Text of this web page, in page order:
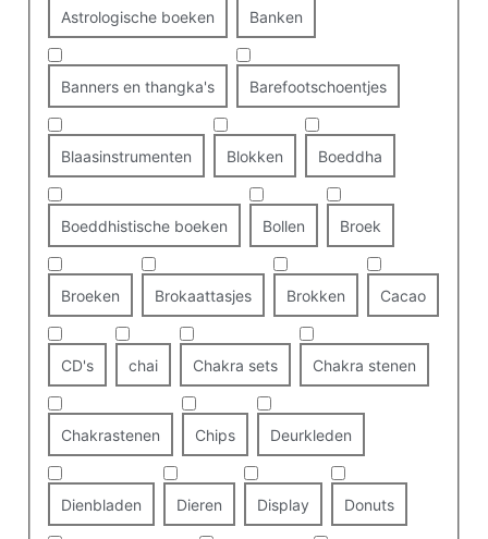
Astrologische boeken Banken
Banners en thangka's Barefootschoentjes
Blaasinstrumenten Blokken Boeddha
Boeddhistische boeken Bollen Broek
Broeken Brokaattasjes Brokken Cacao
CD's chai Chakra sets Chakra stenen
Chakrastenen Chips Deurkleden
Dienbladen Dieren Display Donuts